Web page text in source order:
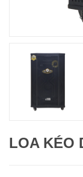
LOA KÉO